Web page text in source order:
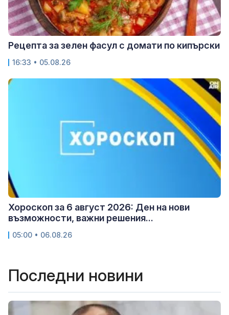
Рецепта за зелен фасул с домати по кипърски
16:33 • 05.08.26
Хороскоп за 6 август 2026: Ден на нови
възможности, важни решения...
05:00 • 06.08.26
Последни новини